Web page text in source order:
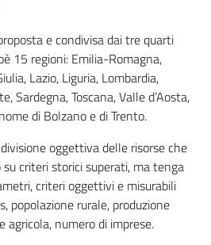
e condivisa dai tre quarti
15 regioni: Emilia-Romagna,
Lazio, Liguria, Lombardia,
Sardegna, Toscana, Valle d’Aosta,
di Bolzano e di Trento.
oggettiva delle risorse che
criteri storici superati, ma tenga
criteri oggettivi e misurabili
popolazione rurale, produzione
agricola, numero di imprese.